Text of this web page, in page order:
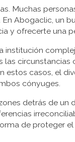
Muchas
Abogaclic, un
y ofrecerte una
institución
circunstancias
estos casos, el
cónyuges.
detrás de un
de proteger